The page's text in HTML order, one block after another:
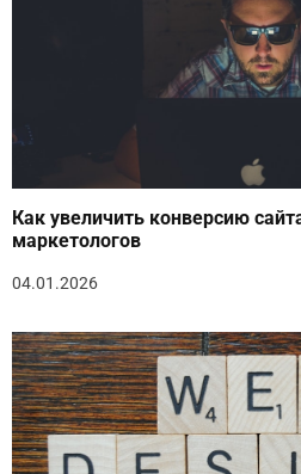
Как увеличить конверсию
маркетологов
04.01.2026